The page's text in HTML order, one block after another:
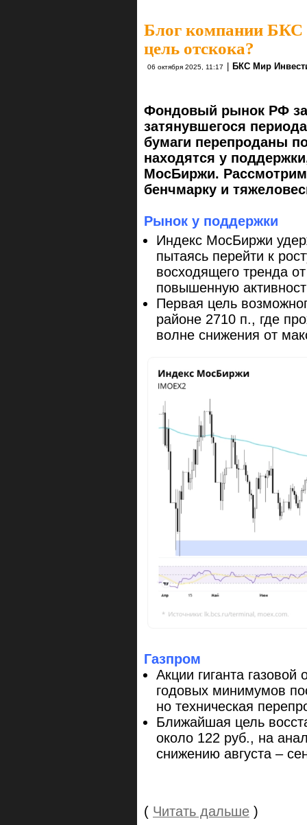
Блог компании БКС
цель отскока?
06 октября 2025, 11:17 | БКС Мир
Фондовый рынок РФ
затянувшегося
бумаги перепроданы
находятся у
МосБиржи. Рассмотрим
бенчмарку и
Рынок у поддержки
Индекс МосБиржи
пытаясь перейти к
восходящего тренда
повышенную
Первая цель
районе 2710 п., где
волне снижения от
Газпром
Акции гиганта
годовых минимумов
но техническая
Ближайшая цель
около 122 руб., на
снижению августа –
( Читать дальше )